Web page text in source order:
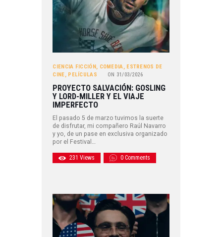
CIENCIA FICCIÓN, COMEDIA, ESTRENOS DE
CINE, PELÍCULAS ON 31/03/2026
PROYECTO SALVACIÓN: GOSLING
Y LORD-MILLER Y EL VIAJE
IMPERFECTO
El pasado 5 de marzo tuvimos la suerte
de disfrutar, mi compañero Raúl Navarro
y yo, de un pase en exclusiva organizado
por el Festival…
231 Views 0 Comments